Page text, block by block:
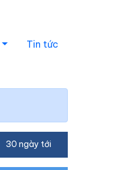
Tin tức
30 ngày tới